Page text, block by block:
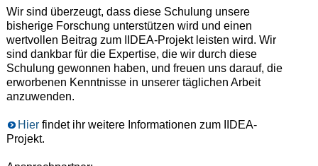
Wir sind überzeugt, dass diese Schulung unsere
bisherige Forschung unterstützen wird und einen
wertvollen Beitrag zum IIDEA-Projekt leisten wird. Wir
sind dankbar für die Expertise, die wir durch diese
Schulung gewonnen haben, und freuen uns darauf, die
erworbenen Kenntnisse in unserer täglichen Arbeit
anzuwenden.
Hierfindet ihr weitere Informationen zum IIDEA-
Projekt.